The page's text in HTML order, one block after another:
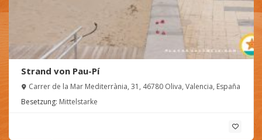
Strand von Pau-Pí
Carrer de la Mar Mediterrània, 31, 46780 Oliva, Valencia, España
Besetzung: Mittelstarke